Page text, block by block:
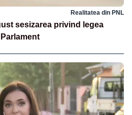
Realitatea din PNL
sesizarea privind legea